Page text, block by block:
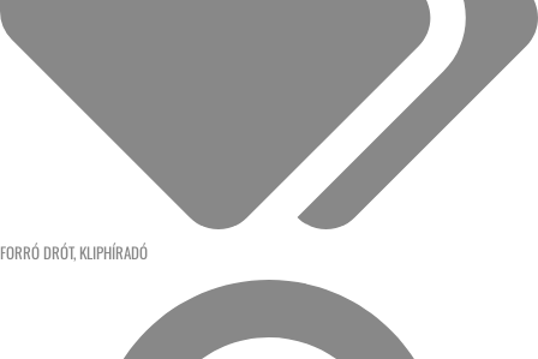
FORRÓ DRÓT, KLIPHÍRADÓ